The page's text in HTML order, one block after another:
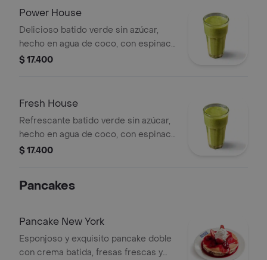
Power House
Delicioso batido verde sin azúcar,
hecho en agua de coco, con espinaca
fresca, banano, piña y semillas de
$ 17.400
Fresh House
Refrescante batido verde sin azúcar,
hecho en agua de coco, con espinaca
fresca, manzana verde, pepino y jugo
$ 17.400
Pancakes
Pancake New York
Esponjoso y exquisito pancake doble
con crema batida, fresas frescas y